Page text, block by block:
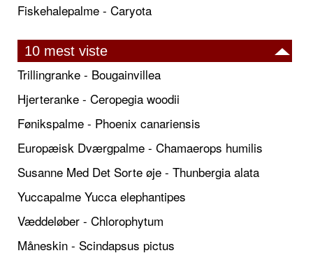
Fiskehalepalme - Caryota
10 mest viste
Trillingranke - Bougainvillea
Hjerteranke - Ceropegia woodii
Fønikspalme - Phoenix canariensis
Europæisk Dværgpalme - Chamaerops humilis
Susanne Med Det Sorte øje - Thunbergia alata
Yuccapalme Yucca elephantipes
Væddeløber - Chlorophytum
Måneskin - Scindapsus pictus